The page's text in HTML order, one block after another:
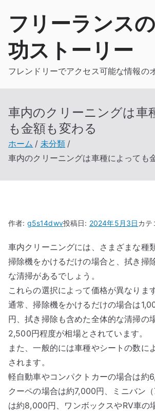
フリーランス
功ストーリー
フレンドリーでアクセス可能な情報の
車内のクリーニングは車
も金額も変わる
ホーム
未分類
車内のクリーニングは車種によっても
作者: g5s14dwv投稿日: 2024年5月3日カ
車内クリーニングには、さまざまな種
掃除機をかけるだけの場合と、拭き掃
な清掃があるでしょう。
これらの選択によって価格が異なります
通常、掃除機をかけるだけの場合は
円、拭き掃除も含めた全体的な清掃の
2,500円程度が相場とされています。
また、一般的には車種やシートの数に
されます。
軽自動車やコンパクトカーの場合は約
クーペの場合は約7,000円、ミニバン
は約8,000円、ワンボックスやRV車の